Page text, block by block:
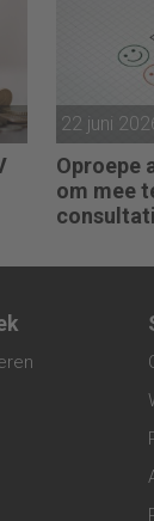
22 juni
Oproepe
om mee